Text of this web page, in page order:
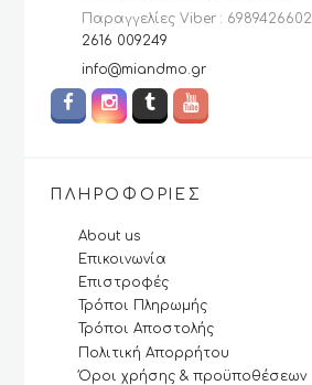
Παραγγελίες Viber : 6989426602
2616 009249
info@miandmo.gr
ΠΛΗΡΟΦΟΡΊΕΣ
About us
Επικοινωνία
Επιστροφές
Τρόποι Πληρωμής
Τρόποι Αποστολής
Πολιτική Απορρήτου
Όροι χρήσης & προϋποθέσεων